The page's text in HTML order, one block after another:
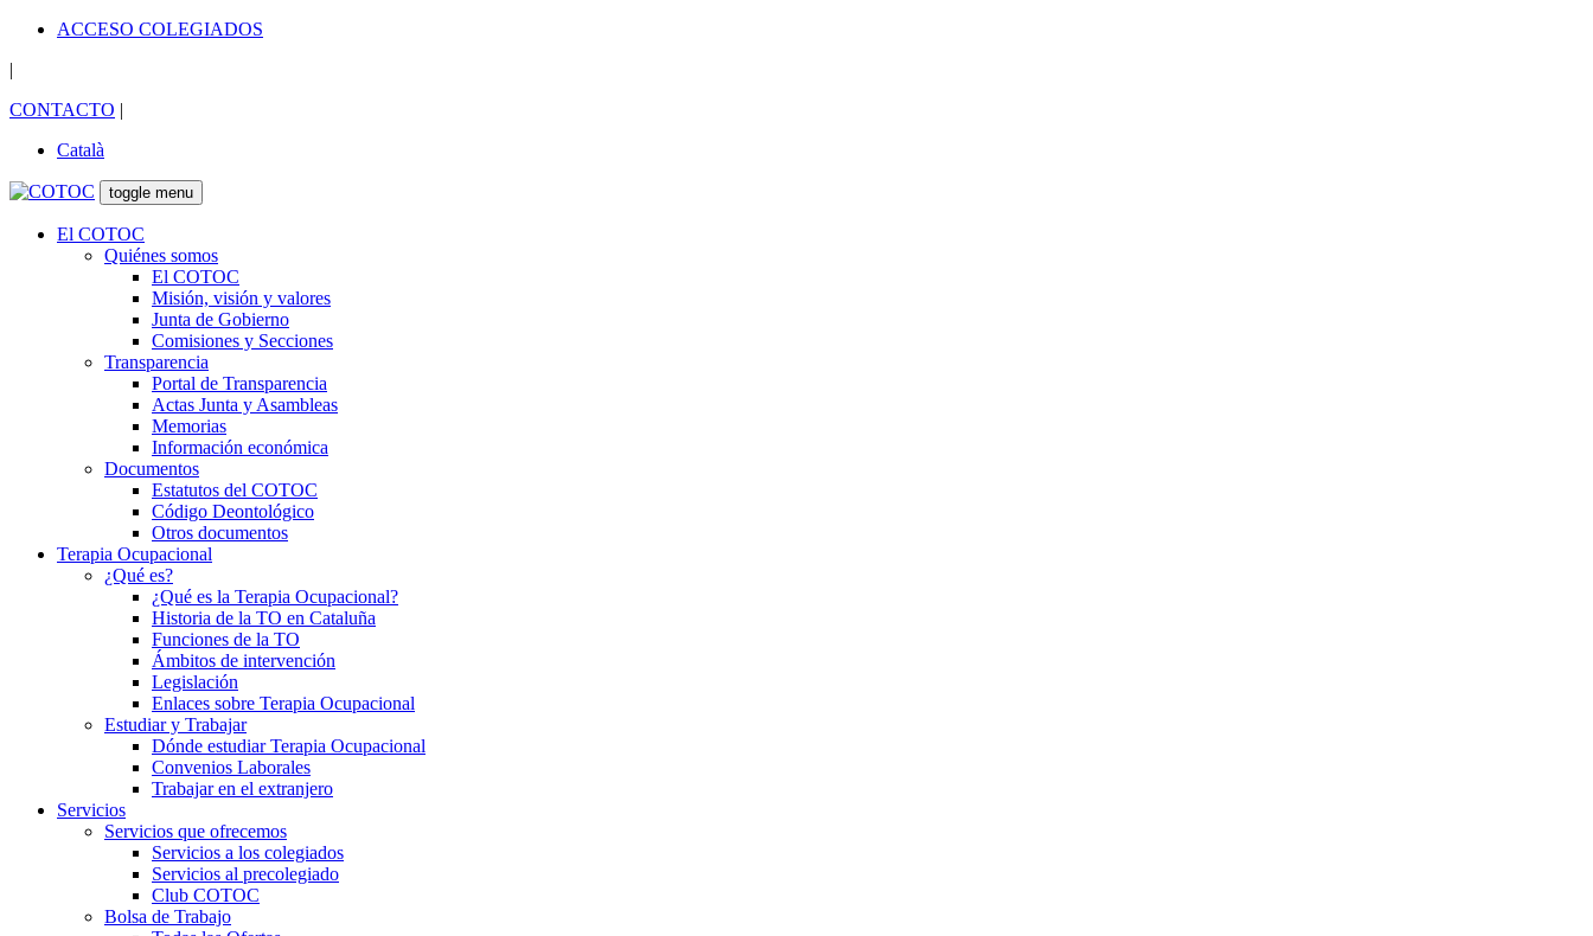
ACCESO COLEGIADOS
|
CONTACTO |
Català
toggle menu
El COTOC
Quiénes somos
El COTOC
Misión, visión y valores
Junta de Gobierno
Comisiones y Secciones
Transparencia
Portal de Transparencia
Actas Junta y Asambleas
Memorias
Información económica
Documentos
Estatutos del COTOC
Código Deontológico
Otros documentos
Terapia Ocupacional
¿Qué es?
¿Qué es la Terapia Ocupacional?
Historia de la TO en Cataluña
Funciones de la TO
Ámbitos de intervención
Legislación
Enlaces sobre Terapia Ocupacional
Estudiar y Trabajar
Dónde estudiar Terapia Ocupacional
Convenios Laborales
Trabajar en el extranjero
Servicios
Servicios que ofrecemos
Servicios a los colegiados
Servicios al precolegiado
Club COTOC
Bolsa de Trabajo